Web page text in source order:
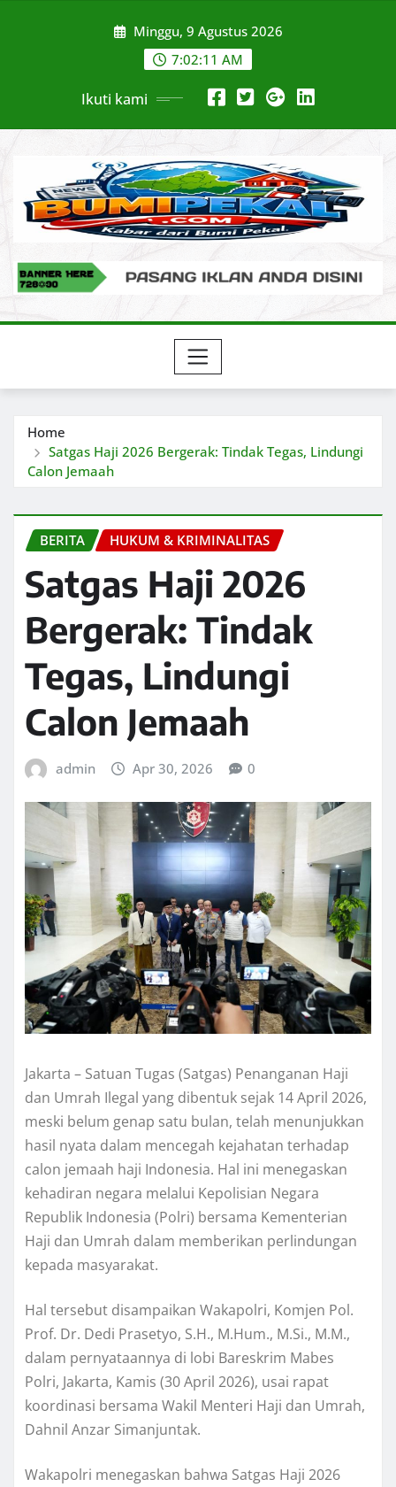
Minggu, 9 Agustus 2026
7:02:12 AM
Ikuti kami
Home
Satgas Haji 2026 Bergerak: Tindak Tegas, Lindungi
Calon Jemaah
BERITA HUKUM & KRIMINALITAS
Satgas Haji 2026
Bergerak: Tindak
Tegas, Lindungi
Calon Jemaah
admin Apr 30, 2026 0
Jakarta – Satuan Tugas (Satgas) Penanganan Haji
dan Umrah Ilegal yang dibentuk sejak 14 April 2026,
meski belum genap satu bulan, telah menunjukkan
hasil nyata dalam mencegah kejahatan terhadap
calon jemaah haji Indonesia. Hal ini menegaskan
kehadiran negara melalui Kepolisian Negara
Republik Indonesia (Polri) bersama Kementerian
Haji dan Umrah dalam memberikan perlindungan
kepada masyarakat.
Hal tersebut disampaikan Wakapolri, Komjen Pol.
Prof. Dr. Dedi Prasetyo, S.H., M.Hum., M.Si., M.M.,
dalam pernyataannya di lobi Bareskrim Mabes
Polri, Jakarta, Kamis (30 April 2026), usai rapat
koordinasi bersama Wakil Menteri Haji dan Umrah,
Dahnil Anzar Simanjuntak.
Wakapolri menegaskan bahwa Satgas Haji 2026